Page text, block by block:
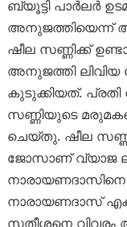
ബ്യൂട്ടി പാര്‍ലര്‍
അനുജത്തിയെന്ന്
ഷീല സണ്ണിക്ക്
അനുജത്തി
കുടുക്കിയത്.
സണ്ണിയുടെ
ചെയ്തു. ഷീല
ജോസാണ് വ്യാജ
നാരായണദാസ്
സതീശനെ വിവരം